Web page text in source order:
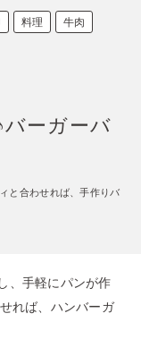
料理 牛肉
ーガーバ
と合わせれば、手作りバ
、手軽にパンが作
れば、ハンバーガ